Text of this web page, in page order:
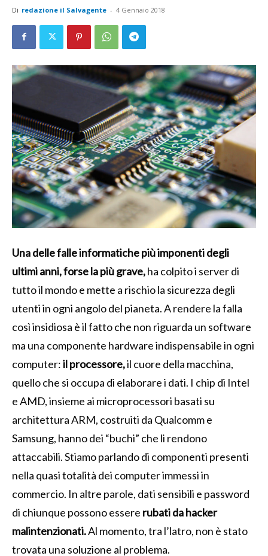
Di redazione il Salvagente - 4 Gennaio 2018
Una delle falle informatiche più imponenti degli
ultimi anni, forse la più grave,ha colpito i server di
tutto il mondo e mette a rischio la sicurezza degli
utenti in ogni angolo del pianeta. A rendere la falla
così insidiosa è il fatto che non riguarda un software
ma una componente hardware indispensabile in ogni
computer:il processore,il cuore della macchina,
quello che si occupa di elaborare i dati. I chip di Intel
e AMD, insieme ai microprocessori basati su
architettura ARM, costruiti da Qualcomm e
Samsung, hanno dei “buchi” che li rendono
attaccabili. Stiamo parlando di componenti presenti
nella quasi totalità dei computer immessi in
commercio. In altre parole, dati sensibili e password
di chiunque possono essere rubati da hacker
malintenzionati.Al momento, tra l’latro, non è stato
trovata una soluzione al problema.